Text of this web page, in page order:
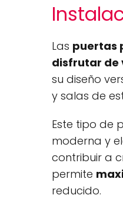
Las puertas
disfrutar de
su diseño
y salas de
Este tipo de
moderna y
contribuir a
permite
reducido.